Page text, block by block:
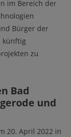
im Bereich der
Bürger der
künftig
zu
Bad
und
20. April 2022 in